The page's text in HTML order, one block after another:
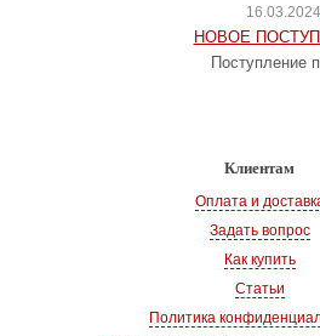
16.03.2024
НОВОЕ
Поступление
Клиентам
Оплата и
Задать вопрос
Как купить
Статьи
Политика